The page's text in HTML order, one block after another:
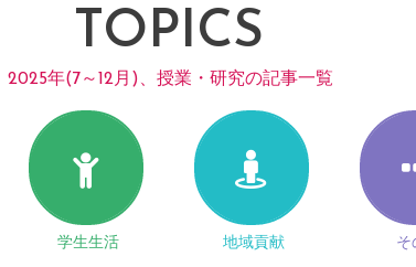
TOPICS
2025年(7～12月)、授業・研究の記事一覧
学生生活 地域貢献 そ